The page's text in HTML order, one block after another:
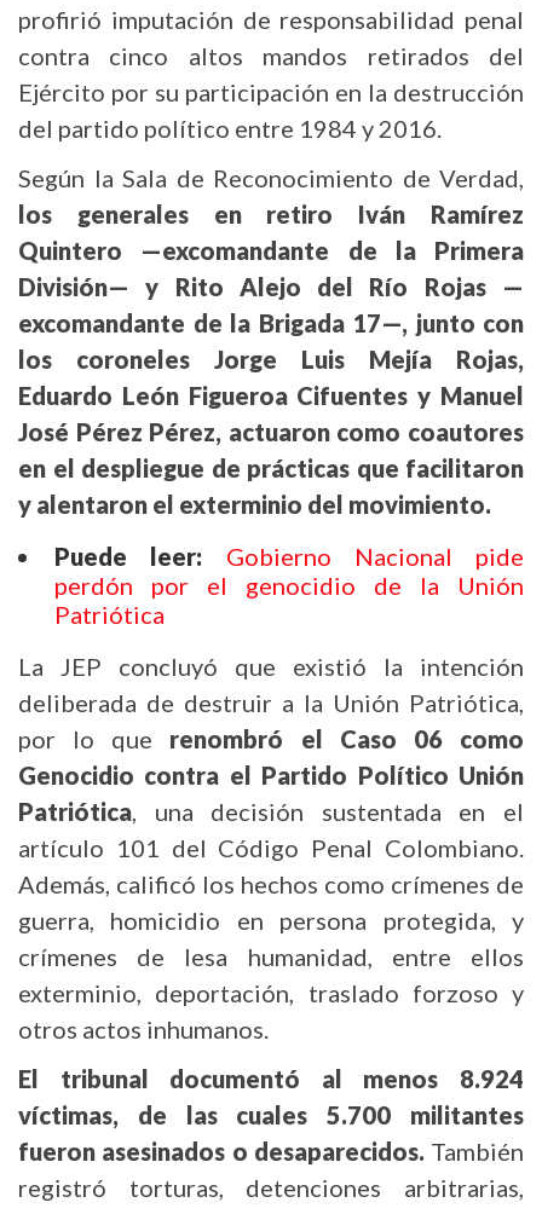
profirió imputación de responsabilidad penal
contra cinco altos mandos retirados del
Ejército por su participación en la destrucción
del partido político entre 1984 y 2016.
Según la Sala de Reconocimiento de Verdad,
los generales en retiro Iván Ramírez
Quintero —excomandante de la Primera
División— y Rito Alejo del Río Rojas —
excomandante de la Brigada 17—, junto con
los coroneles Jorge Luis Mejía Rojas,
Eduardo León Figueroa Cifuentes y Manuel
José Pérez Pérez, actuaron como coautores
en el despliegue de prácticas que facilitaron
y alentaron el exterminio del movimiento.
Puede leer: Gobierno Nacional pide
perdón por el genocidio de la Unión
Patriótica
La JEP concluyó que existió la intención
deliberada de destruir a la Unión Patriótica,
por lo que renombró el Caso 06 como
Genocidio contra el Partido Político Unión
Patriótica, una decisión sustentada en el
artículo 101 del Código Penal Colombiano.
Además, calificó los hechos como crímenes de
guerra, homicidio en persona protegida, y
crímenes de lesa humanidad, entre ellos
exterminio, deportación, traslado forzoso y
otros actos inhumanos.
El tribunal documentó al menos 8.924
víctimas, de las cuales 5.700 militantes
fueron asesinados o desaparecidos. También
registró torturas, detenciones arbitrarias,